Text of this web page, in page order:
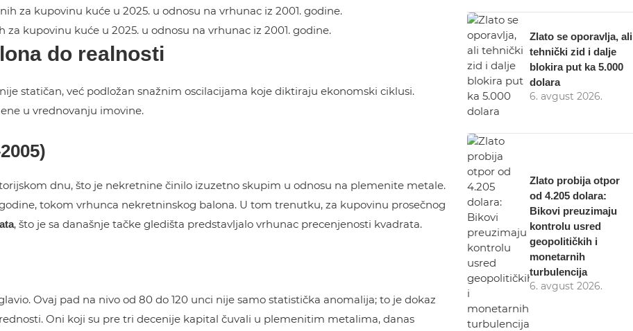
kupovinu kuće u 2025. u odnosu na vrhunac iz 2001. godine.
do realnosti
statičan, već podložan snažnim oscilacijama koje diktiraju ekonomski ciklusi.
u vrednovanju imovine.
dnu, što je nekretnine činilo izuzetno skupim u odnosu na plemenite metale.
tokom vrhunca nekretninskog balona. U tom trenutku, za kupovinu prosečnog
, što je sa današnje tačke gledišta predstavljalo vrhunac precenjenosti kvadrata.
Ovaj pad na nivo od 80 do 120 unci nije samo statistička anomalija; to je dokaz
Oni koji su pre tri decenije kapital čuvali u plemenitim metalima, danas
Zlato se oporavlja, ali
tehnički zid i dalje
blokira put ka 5.000
dolara
6. avgust 2026.
Zlato probija otpor
od 4.205 dolara:
Bikovi preuzimaju
kontrolu usred
geopolitičkih i
monetarnih
turbulencija
6. avgust 2026.